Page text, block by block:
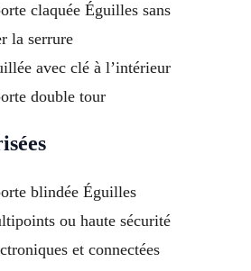
claquée Éguilles sans
la serrure
avec clé à l’intérieur
double tour
blindée Éguilles
ou haute sécurité
et connectées